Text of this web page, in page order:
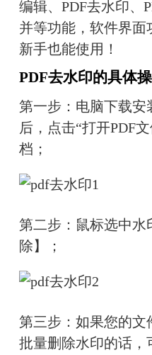
编辑、PDF去水印、
并等功能，软件界面
新手也能使用！
PDF去水印的具体
第一步：电脑下载安
后，点击“打开PDF
档；
第二步：鼠标选中水
除】；
第三步：如果您的文
批量删除水印的话